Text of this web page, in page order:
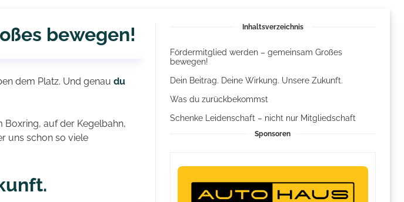
bewegen!
dem Platz. Und genau du
Boxring, auf der Kegelbahn,
uns schon so viele
Inhaltsverzeichnis
Fördermitglied werden – gemeinsam Großes
bewegen!
Dein Beitrag. Deine Wirkung. Unsere Zukunft.
Was du zurückbekommst
Schenke Leidenschaft – nicht nur Mitgliedschaft
Sponsoren